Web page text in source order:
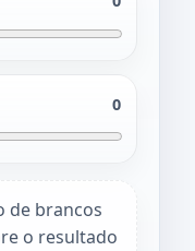
0
de brancos
o resultado